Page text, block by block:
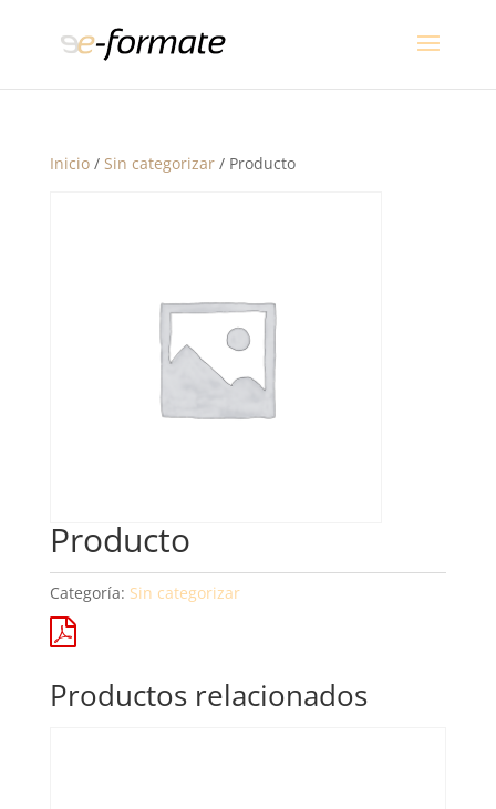
Inicio/ Sin categorizar/ Producto
Producto
Categoría: Sin categorizar
Productos relacionados